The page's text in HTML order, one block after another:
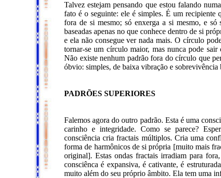
Talvez estejam pensando que estou falando
fato é o seguinte: ele é simples. É um recipiente
fora de si mesmo; só enxerga a si mesmo, e
baseadas apenas no que conhece dentro de si
e ela não consegue ver nada mais. O círculo
tornar-se um círculo maior, mas nunca pode
Não existe nenhum padrão fora do círculo que
óbvio: simples, de baixa vibração e sobrevivência
PADRÕES SUPERIORES
Falemos agora do outro padrão. Esta é uma
carinho e integridade. Como se parece?
consciência cria fractais múltiplos. Cria uma
forma de harmônicos de si própria [muito mais
original]. Estas ondas fractais irradiam para
consciênca é expansiva, é cativante, é
muito além do seu próprio âmbito. Ela tem uma